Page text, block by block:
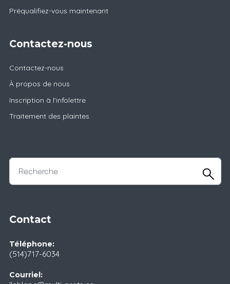
Préqualifiez-vous maintenant
Contactez-nous
Contactez-nous
À propos de nous
Inscription à l'infolettre
Traitement des plaintes
Contact
Téléphone:
(514)717-6034
Courriel: